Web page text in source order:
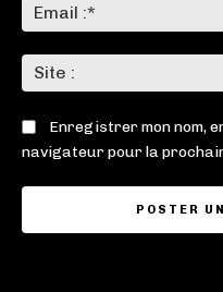
Enregistrer mon nom,
navigateur pour la